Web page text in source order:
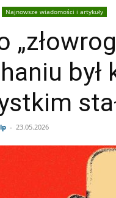
Najnowsze wiadomości i artykuły
- 23.05.2026